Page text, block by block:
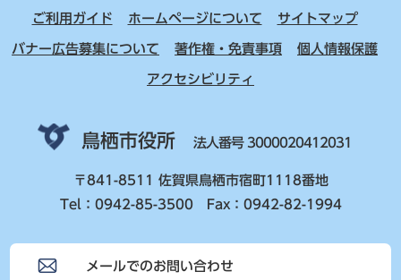
ご利用ガイド ホームページについて サイトマップ
バナー広告募集について 著作権・免責事項 個人情報保護
アクセシビリティ
鳥栖市役所 法人番号 3000020412031
〒841-8511 佐賀県鳥栖市宿町1118番地
Tel：0942-85-3500 Fax：0942-82-1994
メールでのお問い合わせ